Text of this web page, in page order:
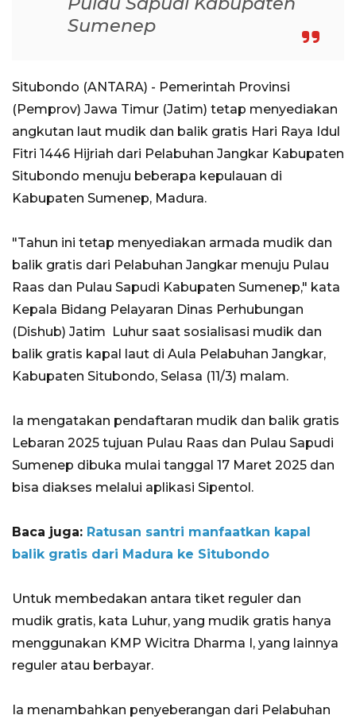
Sumenep
Situbondo (ANTARA) - Pemerintah Provinsi
(Pemprov) Jawa Timur (Jatim) tetap menyediakan
angkutan laut mudik dan balik gratis Hari Raya Idul
Fitri 1446 Hijriah dari Pelabuhan Jangkar Kabupaten
Situbondo menuju beberapa kepulauan di
Kabupaten Sumenep, Madura.
"Tahun ini tetap menyediakan armada mudik dan
balik gratis dari Pelabuhan Jangkar menuju Pulau
Raas dan Pulau Sapudi Kabupaten Sumenep," kata
Kepala Bidang Pelayaran Dinas Perhubungan
(Dishub) Jatim Luhur saat sosialisasi mudik dan
balik gratis kapal laut di Aula Pelabuhan Jangkar,
Kabupaten Situbondo, Selasa (11/3) malam.
Ia mengatakan pendaftaran mudik dan balik gratis
Lebaran 2025 tujuan Pulau Raas dan Pulau Sapudi
Sumenep dibuka mulai tanggal 17 Maret 2025 dan
bisa diakses melalui aplikasi Sipentol.
Baca juga: Ratusan santri manfaatkan kapal
balik gratis dari Madura ke Situbondo
Untuk membedakan antara tiket reguler dan
mudik gratis, kata Luhur, yang mudik gratis hanya
menggunakan KMP Wicitra Dharma I, yang lainnya
reguler atau berbayar.
Ia menambahkan penyeberangan dari Pelabuhan